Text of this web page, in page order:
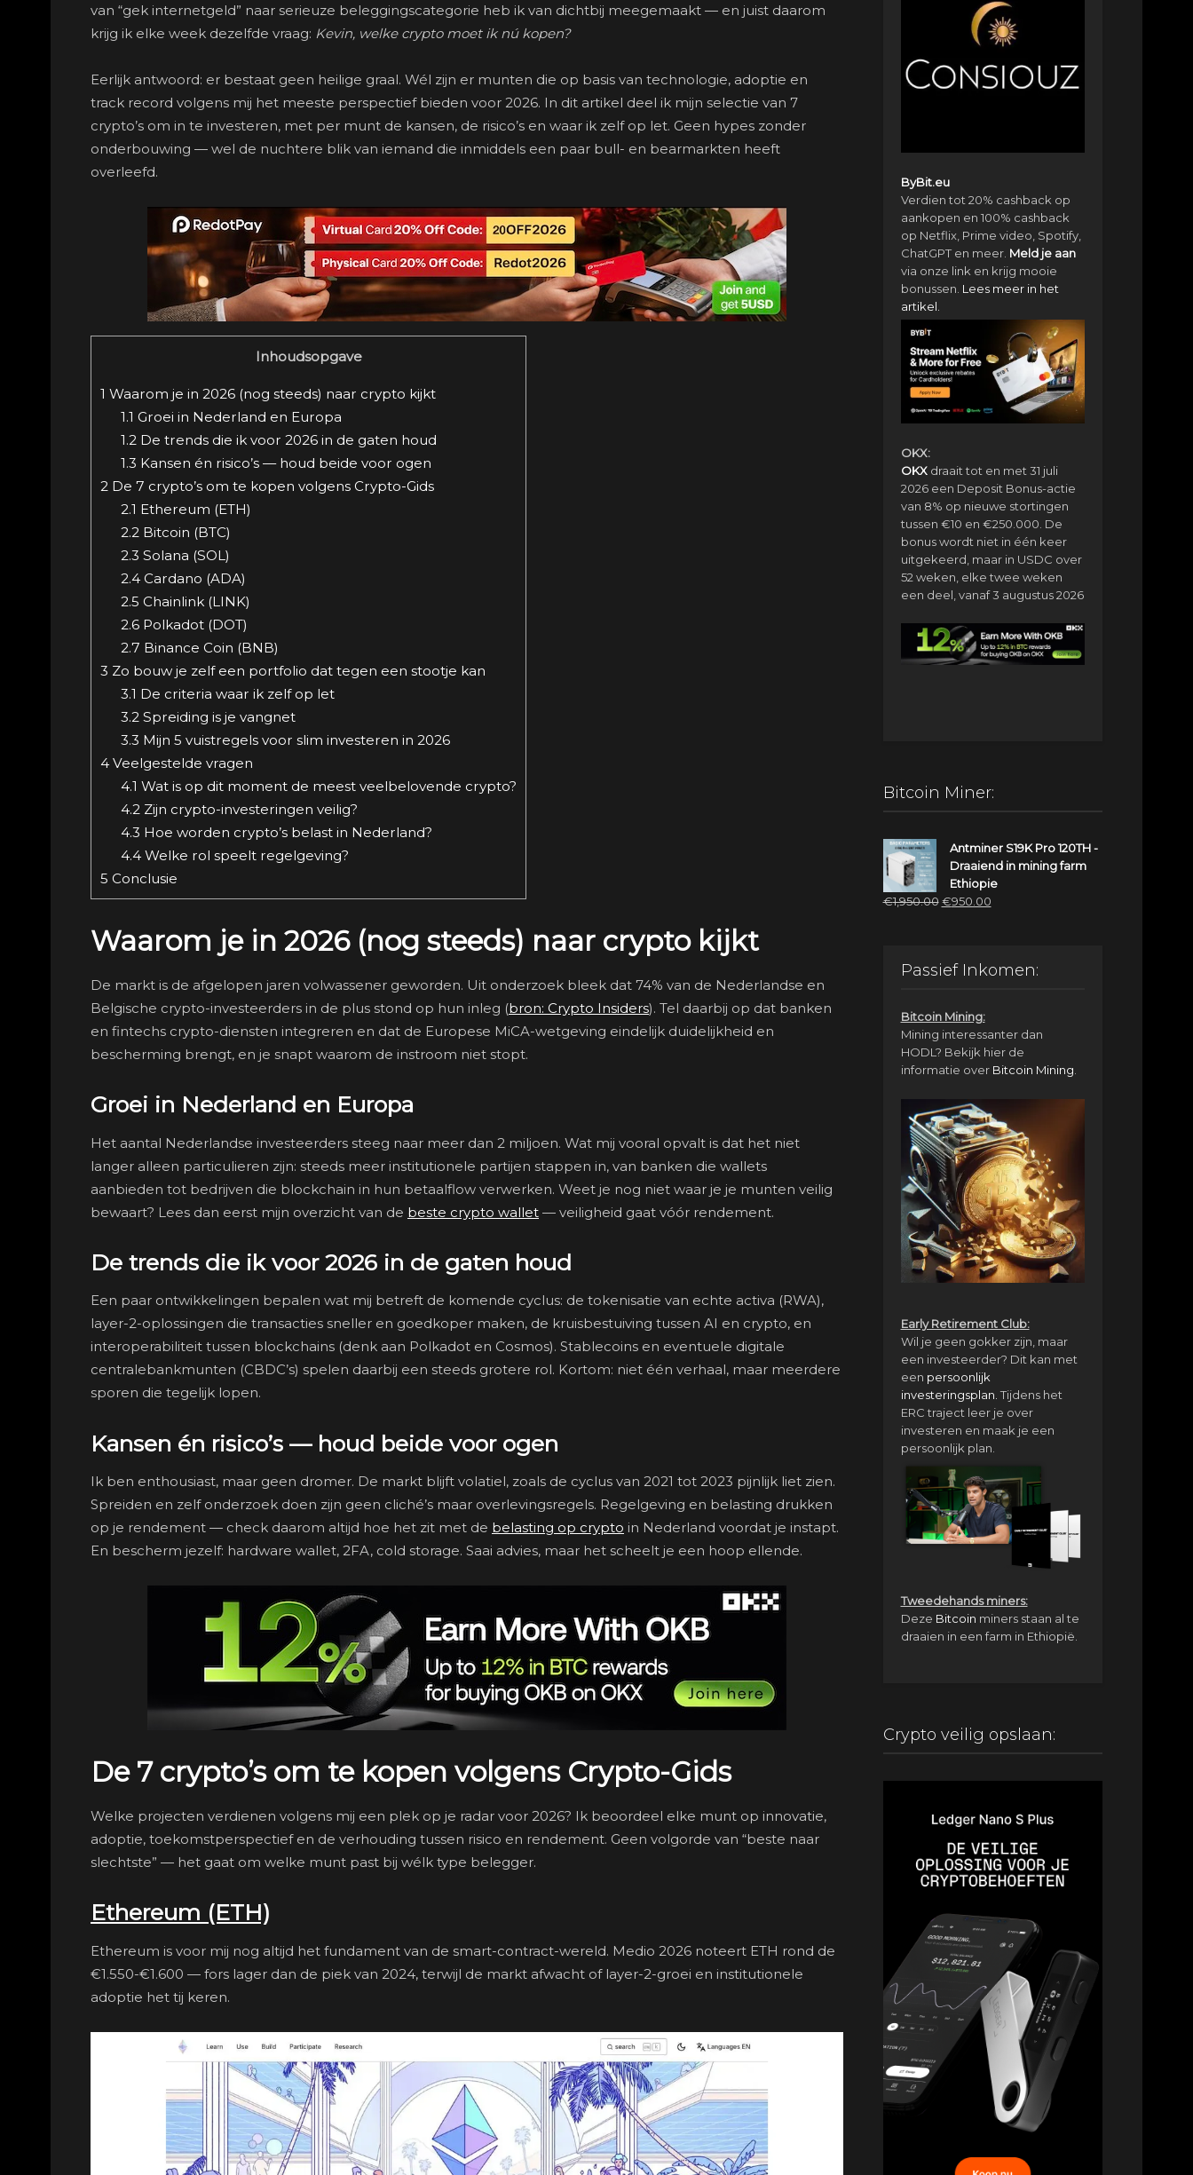
van “gek internetgeld” naar serieuze beleggingscategorie heb ik van dichtbij meegemaakt — en juist daarom
krijg ik elke week dezelfde vraag: Kevin, welke crypto moet ik nú kopen?
Eerlijk antwoord: er bestaat geen heilige graal. Wél zijn er munten die op basis van technologie, adoptie en
track record volgens mij het meeste perspectief bieden voor 2026. In dit artikel deel ik mijn selectie van 7
crypto’s om in te investeren, met per munt de kansen, de risico’s en waar ik zelf op let. Geen hypes zonder
onderbouwing — wel de nuchtere blik van iemand die inmiddels een paar bull- en bearmarkten heeft
overleefd.
Inhoudsopgave
1 Waarom je in 2026 (nog steeds) naar crypto kijkt
1.1 Groei in Nederland en Europa
1.2 De trends die ik voor 2026 in de gaten houd
1.3 Kansen én risico’s — houd beide voor ogen
2 De 7 crypto’s om te kopen volgens Crypto-Gids
2.1 Ethereum (ETH)
2.2 Bitcoin (BTC)
2.3 Solana (SOL)
2.4Cardano (ADA)
2.5 Chainlink (LINK)
2.6Polkadot (DOT)
2.7 Binance Coin (BNB)
3 Zo bouw je zelf een portfolio dat tegen een stootje kan
3.1 De criteria waar ik zelf op let
3.2 Spreiding is je vangnet
3.3 Mijn 5 vuistregels voor slim investeren in 2026
4 Veelgestelde vragen
4.1 Wat is op dit moment de meest veelbelovende crypto?
4.2 Zijn crypto-investeringen veilig?
4.3 Hoe worden crypto’s belast in Nederland?
4.4Welke rol speelt regelgeving?
5 Conclusie
Waarom je in 2026 (nog steeds) naar crypto kijkt
De markt is de afgelopen jaren volwassener geworden. Uit onderzoek bleek dat 74% van de Nederlandse en
Belgische crypto-investeerders in de plus stond op hun inleg (bron: Crypto Insiders). Tel daarbij op dat banken
en fintechs crypto-diensten integreren en dat de Europese MiCA-wetgeving eindelijk duidelijkheid en
bescherming brengt, en je snapt waarom de instroom niet stopt.
Groei in Nederland en Europa
Het aantal Nederlandse investeerders steeg naar meer dan 2 miljoen. Wat mij vooral opvalt is dat het niet
langer alleen particulieren zijn: steeds meer institutionele partijen stappen in, van banken die wallets
aanbieden tot bedrijven die blockchain in hun betaalflow verwerken. Weet je nog niet waar je je munten veilig
bewaart? Lees dan eerst mijn overzicht van de beste crypto wallet — veiligheid gaat vóór rendement.
De trends die ik voor 2026 in de gaten houd
Een paar ontwikkelingen bepalen wat mij betreft de komende cyclus: de tokenisatie van echte activa (RWA),
layer-2-oplossingen die transacties sneller en goedkoper maken, de kruisbestuiving tussen AI en crypto, en
interoperabiliteit tussen blockchains (denk aan Polkadot en Cosmos). Stablecoins en eventuele digitale
centralebankmunten (CBDC’s) spelen daarbij een steeds grotere rol. Kortom: niet één verhaal, maar meerdere
sporen die tegelijk lopen.
Kansen én risico’s — houd beide voor ogen
Ik ben enthousiast, maar geen dromer. De markt blijft volatiel, zoals de cyclus van 2021 tot 2023 pijnlijk liet zien.
Spreiden en zelf onderzoek doen zijn geen cliché’s maar overlevingsregels. Regelgeving en belasting drukken
op je rendement — check daarom altijd hoe het zit met de belasting op crypto in Nederland voordat je instapt.
En bescherm jezelf: hardware wallet, 2FA, cold storage. Saai advies, maar het scheelt je een hoop ellende.
De 7 crypto’s om te kopen volgens Crypto-Gids
Welke projecten verdienen volgens mij een plek op je radar voor 2026? Ik beoordeel elke munt op innovatie,
adoptie, toekomstperspectief en de verhouding tussen risico en rendement. Geen volgorde van “beste naar
slechtste” — het gaat om welke munt past bij wélk type belegger.
Ethereum (ETH)
Ethereum is voor mij nog altijd het fundament van de smart-contract-wereld. Medio 2026 noteert ETH rond de
€1.550-€1.600 — fors lager dan de piek van 2024, terwijl de markt afwacht of layer-2-groei en institutionele
adoptie het tij keren.
ByBit.eu
Verdien tot 20% cashback op
aankopen en 100% cashback
op Netflix, Prime video, Spotify,
ChatGPT en meer. Meld je aan
via onze link en krijg mooie
bonussen. Lees meer in het
artikel.
OKX:
OKXdraait tot en met 31 juli
2026 een Deposit Bonus-actie
van 8% op nieuwe stortingen
tussen €10 en €250.000. De
bonus wordt niet in één keer
uitgekeerd, maar in USDC over
52 weken, elke twee weken
een deel, vanaf 3 augustus 2026
Bitcoin Miner:
Antminer S19K Pro 120TH -
Draaiend in mining farm
Ethiopie
€1,950.00 Oorspronkelijke
€950.00Huidige
Passief Inkomen:
Bitcoin Mining:
Mining interessanter dan
HODL? Bekijk hier de
informatie over Bitcoin Mining
Early Retirement Club:
Wil je geen gokker zijn, maar
een investeerder? Dit kan met
een persoonlijk
investeringsplan. Tijdens het
ERC traject leer je over
investeren en maak je een
persoonlijk plan.
Tweedehands miners:
Deze Bitcoin miners staan al te
draaien in een farm in Ethiopië.
Crypto veilig opslaan: